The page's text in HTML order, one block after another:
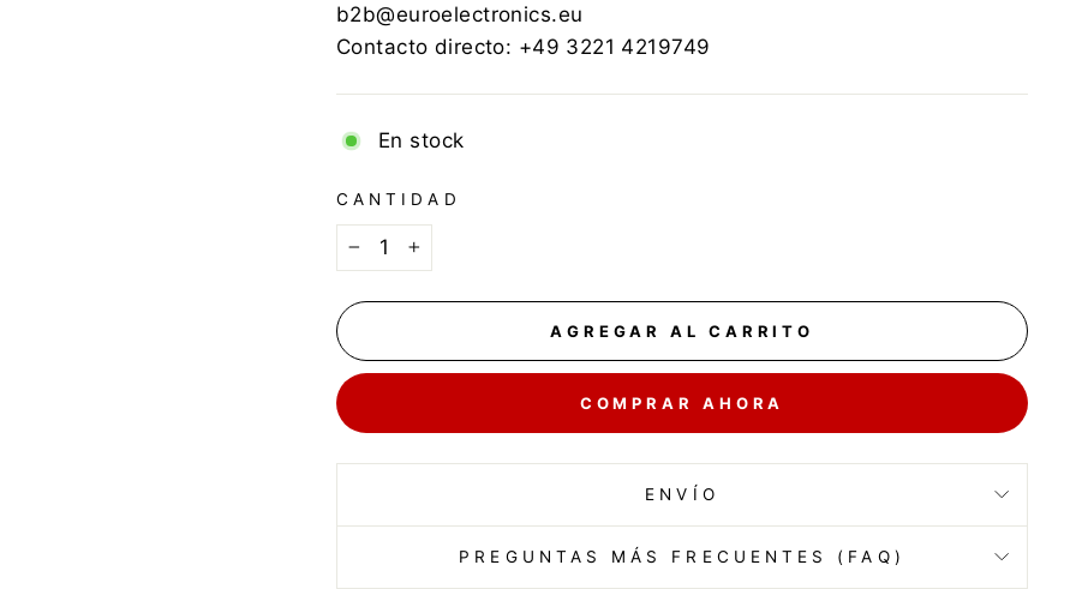
b2b@euroelectronics.eu
Contacto directo: +49 3221 4219749
En stock
CANTIDAD
AGREGAR AL CARRITO
COMPRAR AHORA
ENVÍO
PREGUNTAS MÁS FRECUENTES (FAQ)